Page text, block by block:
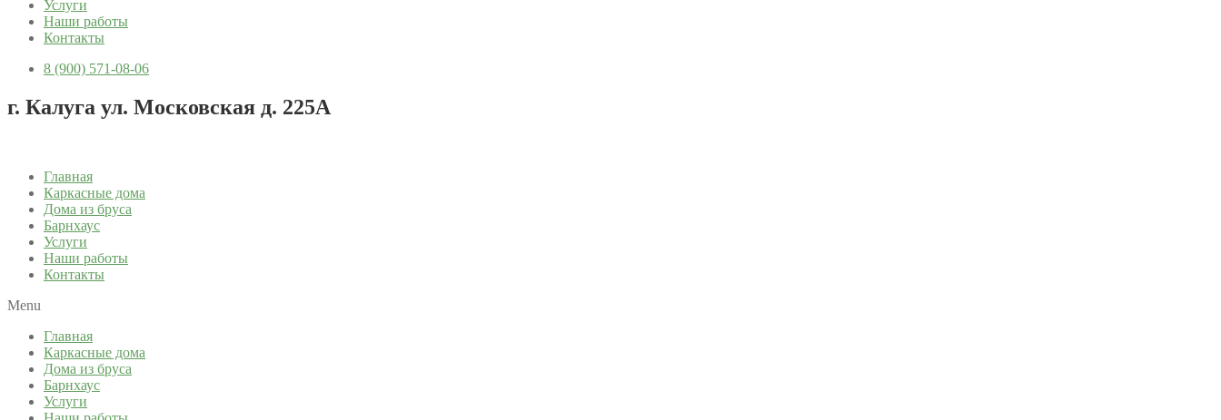
Услуги
Наши работы
Контакты
8 (900) 571-08-06
г. Калуга ул. Московская д. 225А
Главная
Каркасные дома
Дома из бруса
Барнхаус
Услуги
Наши работы
Контакты
Menu
Главная
Каркасные дома
Дома из бруса
Барнхаус
Услуги